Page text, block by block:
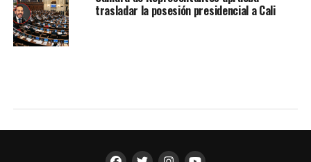
trasladar la posesión presidencial a Cali